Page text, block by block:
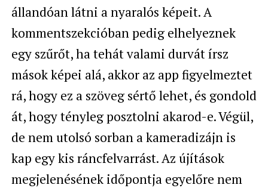
állandóan látni a nyaralós képeit. A
kommentszekcióban pedig elhelyeznek
egy szűrőt, ha tehát valami durvát írsz
mások képei alá, akkor az app figyelmeztet
rá, hogy ez a szöveg sértő lehet, és gondold
át, hogy tényleg posztolni akarod-e. Végül,
de nem utolsó sorban a kameradizájn is
kap egy kis ráncfelvarrást. Az újítások
megjelenésének időpontja egyelőre nem